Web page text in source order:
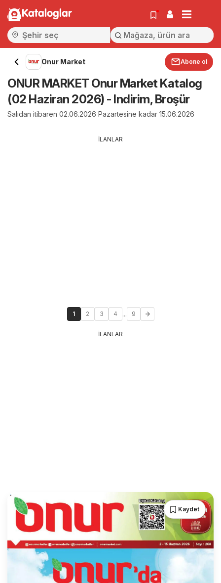
Kataloglar
Onur Market Abone ol
ONUR MARKET Onur Market Katalog
(02 Haziran 2026) - Indirim, Broşür
Salıdan itibaren 02.06.2026 Pazartesine kadar 15.06.2026
İLANLAR
1 2 3 4 ... 9
İLANLAR
Kaydet